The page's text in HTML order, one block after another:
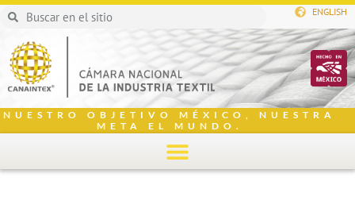
ENGLISH
NUESTRO OBJETIVO MÉXICO, NUESTRA
META EL MUNDO.